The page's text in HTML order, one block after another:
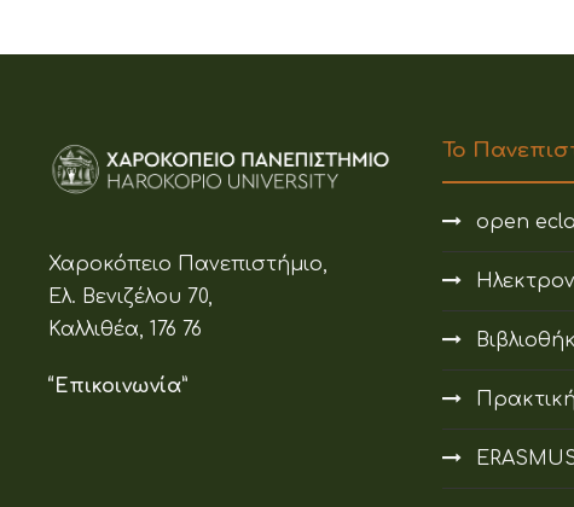
Χαροκόπειο Πανεπιστήμιο,
Ελ. Βενιζέλου 70,
Καλλιθέα, 176 76
“Επικοινωνία”
Το
open